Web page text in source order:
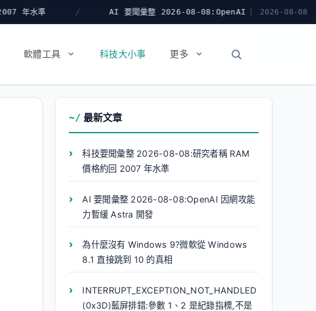
AI 要聞彙整 2026-08-08:OpenAI 因網攻能力暫緩 Astra 開發
2026-08-08
軟體工具 科技大小事 更多
最新文章
科技要聞彙整 2026-08-08:研究者稱 RAM
價格約回 2007 年水準
AI 要聞彙整 2026-08-08:OpenAI 因網攻能
力暫緩 Astra 開發
為什麼沒有 Windows 9?微軟從 Windows
8.1 直接跳到 10 的真相
INTERRUPT_EXCEPTION_NOT_HANDLED
(0x3D)藍屏排錯:參數 1、2 是紀錄指標,不是